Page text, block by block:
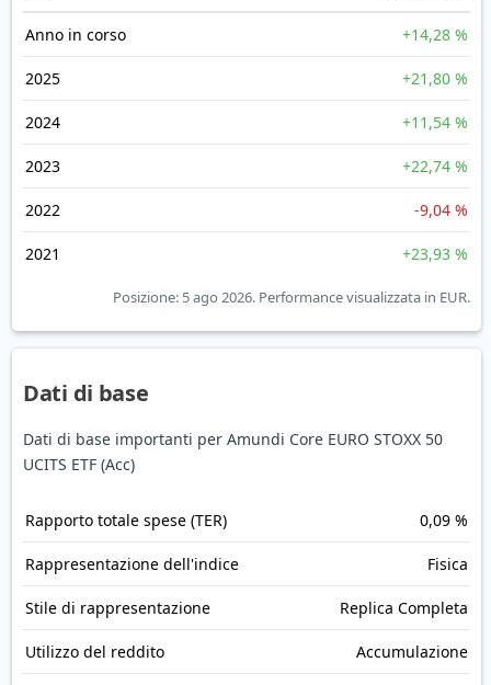
Anno in corso +14,28 %
2025 +21,80 %
2024 +11,54 %
2023 +22,74 %
2022 -9,04 %
2021 +23,93 %
Posizione: 5 ago 2026. Performance visualizzata in EUR.
Dati di base
Dati di base importanti per Amundi Core EURO STOXX 50
UCITS ETF (Acc)
Rapporto totale spese (TER) 0,09 %
Rappresentazione dell'indice Fisica
Stile di rappresentazione Replica Completa
Utilizzo del reddito Accumulazione